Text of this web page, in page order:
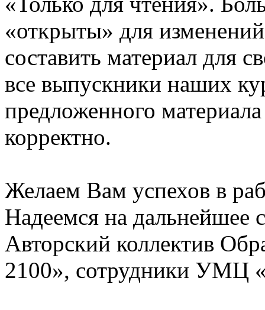
«открыты» для
составить материал для
все выпускники наших
предложенного
корректно.
Желаем Вам успехов в
Надеемся на дальнейшее
Авторский коллектив
2100», сотрудники УМЦ